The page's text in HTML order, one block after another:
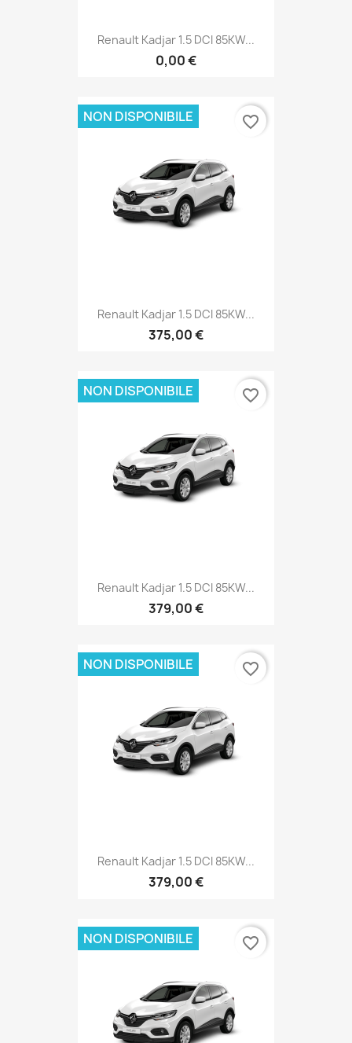
Renault Kadjar 1.5 DCI 85KW...
0,00 €
Renault Kadjar 1.5 DCI 85KW...
375,00 €
NON DISPONIBILE favorite_border
Renault Kadjar 1.5 DCI 85KW...
379,00 €
NON DISPONIBILE favorite_border
Renault Kadjar 1.5 DCI 85KW...
379,00 €
NON DISPONIBILE favorite_border
NON DISPONIBILE favorite_border